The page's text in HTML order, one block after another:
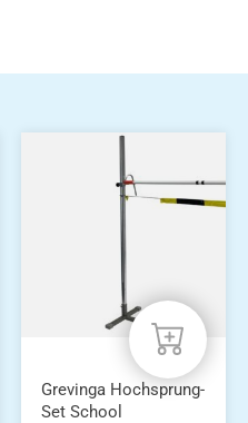
Grevinga Hochsprung-
Set School